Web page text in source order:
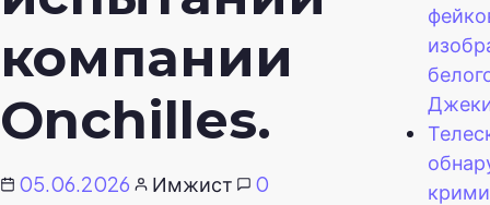
компании
Onchilles.
05.06.2026 Имжист
0